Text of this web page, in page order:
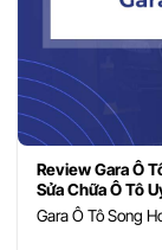
Review Gara Ô
Sửa Chữa Ô Tô
Gara Ô Tô Song